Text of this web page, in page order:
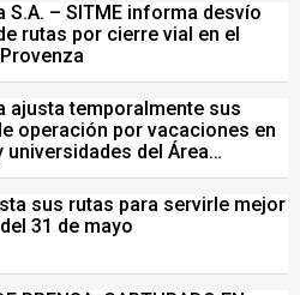
S.A. – SITME informa desvío
rutas por cierre vial en el
ajusta temporalmente sus
operación por vacaciones en
universidades del Área
de Bucaramanga.
sus rutas para servirle mejor
31 de mayo